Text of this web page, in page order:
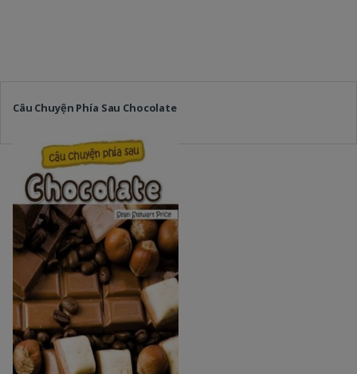
Câu Chuyện Phía Sau Chocolate